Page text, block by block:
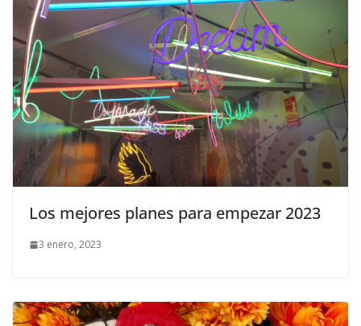
Los mejores planes para empezar 2023
3 enero, 2023